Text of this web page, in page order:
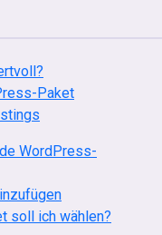
Paket
WordPress-
soll ich wählen?